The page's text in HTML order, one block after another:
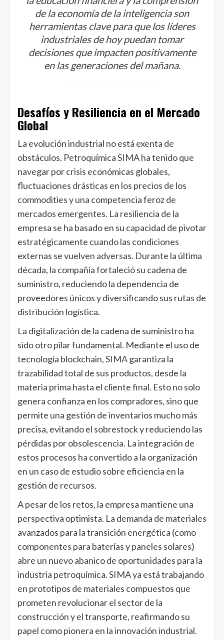
de la economía de la inteligencia son
herramientas clave para que los líderes
industriales de hoy puedan tomar
decisiones que impacten positivamente
en las generaciones del mañana.
Desafíos y Resiliencia en el Mercado
Global
La evolución industrial no está exenta de
obstáculos. Petroquímica SIMA ha tenido que
navegar por crisis económicas globales,
fluctuaciones drásticas en los precios de los
commodities y una competencia feroz de
mercados emergentes. La resiliencia de la
empresa se ha basado en su capacidad de pivotar
estratégicamente cuando las condiciones
externas se vuelven adversas. Durante la última
década, la compañía fortaleció su cadena de
suministro, reduciendo la dependencia de
proveedores únicos y diversificando sus rutas de
distribución logística.
La digitalización de la cadena de suministro ha
sido otro pilar fundamental. Mediante el uso de
tecnología blockchain, SIMA garantiza la
trazabilidad total de sus productos, desde la
materia prima hasta el cliente final. Esto no solo
genera confianza en los compradores, sino que
permite una gestión de inventarios mucho más
precisa, evitando el sobrestock y reduciendo las
pérdidas por obsolescencia. La integración de
estos procesos ha convertido a la organización
en un caso de estudio sobre eficiencia en la
gestión de recursos.
A pesar de los retos, la empresa mantiene una
perspectiva optimista. La demanda de materiales
avanzados para la transición energética (como
componentes para baterías y paneles solares)
abre un nuevo abanico de oportunidades para la
industria petroquímica. SIMA ya está trabajando
en prototipos de materiales compuestos que
prometen revolucionar el sector de la
construcción y el transporte, reafirmando su
papel como pionera en la innovación industrial.